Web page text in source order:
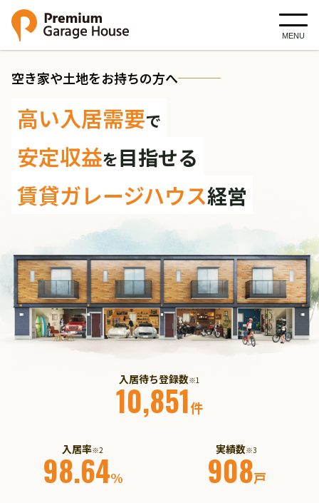
MENU
空き家や土地をお持ちの方へ
高い入居需要で
安定収益を目指せる
賃貸ガレージハウス経営
入居待ち登録数※1
10,851件
入居率※2
98.64%
実績数※3
908戸